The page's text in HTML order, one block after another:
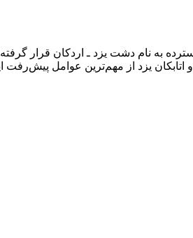
اتابکان یزد از مهم‌ترین عوامل